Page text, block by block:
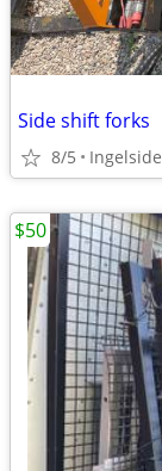
Side shift forks
8/5 Ingelside
$50